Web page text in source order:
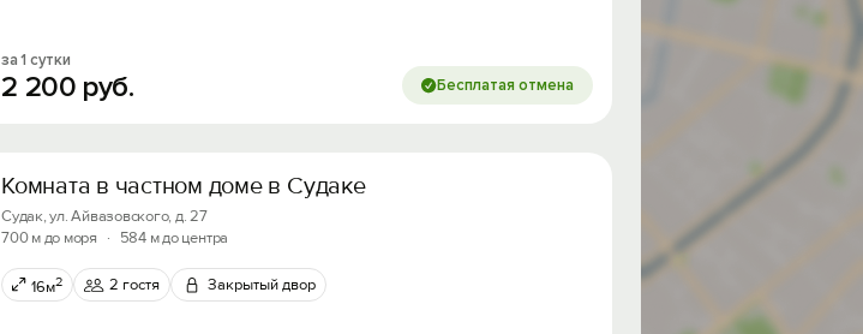
за 1 сутки
2 200 руб. Бесплатая отмена
Комната в частном доме в Судаке
Судак, ул. Айвазовского, д. 27
700 м до моря
· 584 м до центра
16м2 2 гостя Закрытый двор